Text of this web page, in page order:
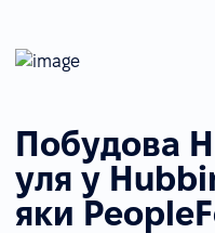
Побудова
уля у
яки